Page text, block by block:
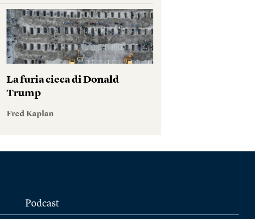
La furia cieca di Donald
Trump
Fred Kaplan
Podcast